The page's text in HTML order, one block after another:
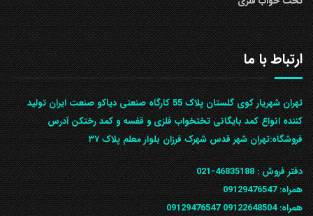
ارتباط با ما
تهران شهریار کوی گلستان پلاک 55 کارگاه صنعتی دیاکو صنعت ایران تولید
کننده انواع کمد بایگانی تختخواب فلزی و قفسه و کمد رختکن آدرس
ف‍روشگاه:تهران شهر قدس شهرک فرزان بلوار معلم پلاک ۳۷
دفتر فروش :46835188-021
همراه:09129476547
همراه: 09122648504
09129476547